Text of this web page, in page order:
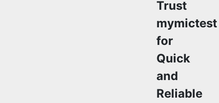
Trust
mymictest
for
Quick
and
Reliable